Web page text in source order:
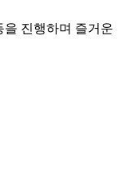
을 진행하며 즐거운